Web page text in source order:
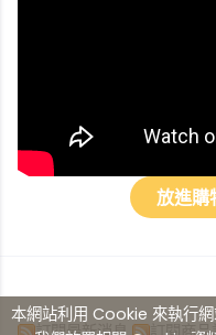
本網站利用 Cookie 來執行